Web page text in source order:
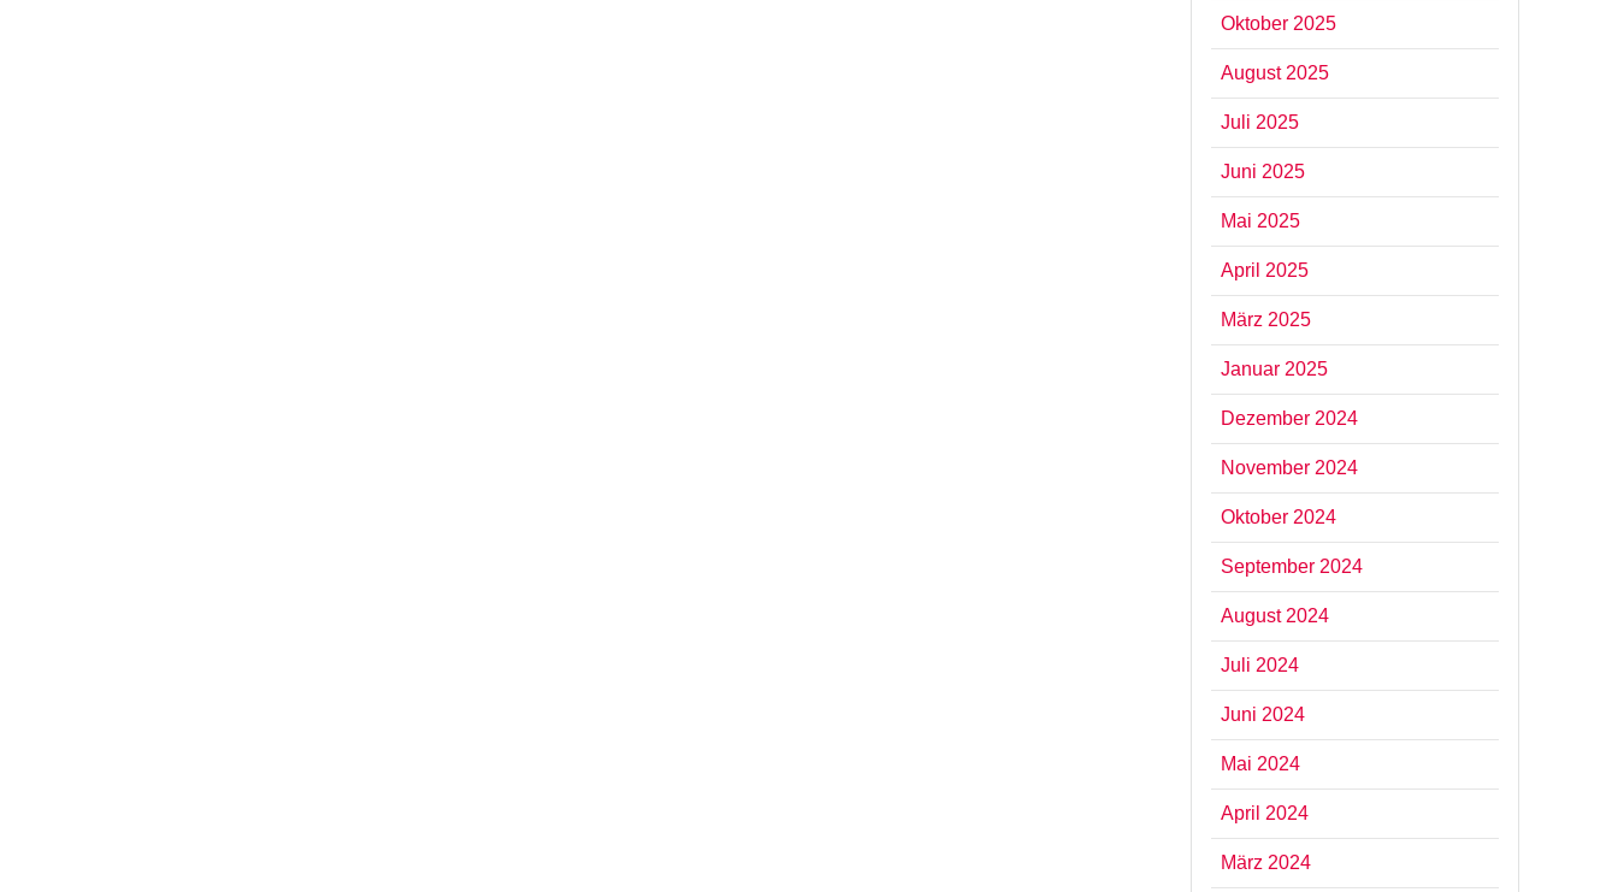
Oktober 2025
August 2025
Juli 2025
Juni 2025
Mai 2025
April 2025
März 2025
Januar 2025
Dezember 2024
November 2024
Oktober 2024
September 2024
August 2024
Juli 2024
Juni 2024
Mai 2024
April 2024
März 2024